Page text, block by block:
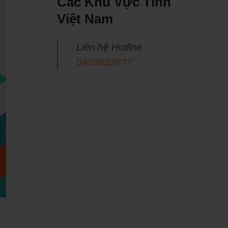
Việt Nam
Liên hệ Hotline :
0938882677